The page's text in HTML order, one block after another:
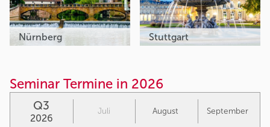
Nürnberg Stuttgart
Seminar Termine in 2026
Q3
2026
Juli August September